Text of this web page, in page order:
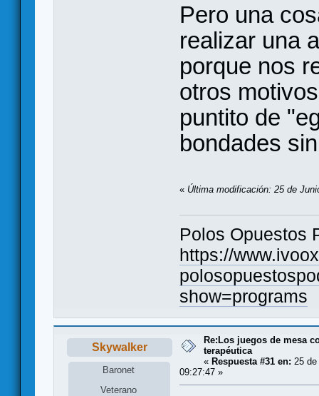
Pero una
realizar una
porque nos
otros
puntito de
bondades
« Última modificación: 25 de
Polos Opuestos
https://
show=programs
Skywalker
Baronet
Veterano
Re:Los juegos de mesa
terapéutica
« Respuesta #31 en: 25
09:27:47 »